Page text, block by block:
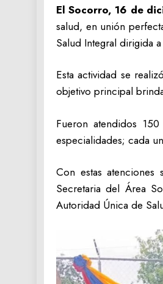
El Socorro, 16 de
salud, en unión
Salud Integral dirigida
Esta actividad se
objetivo principal
‎Fueron atendidos
especialidades; cada
Con estas
Secretaria del Área
Autoridad Única de